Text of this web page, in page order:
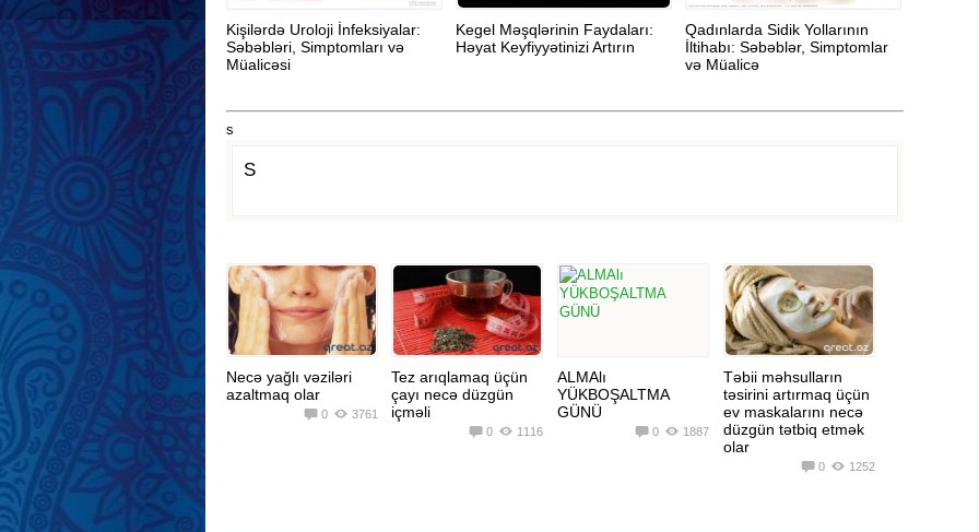
Kişilərdə Uroloji İnfeksiyalar:
Səbəbləri, Simptomları və
Müalicəsi
Kegel Məşqlərinin Faydaları:
Həyat Keyfiyyətinizi Artırın
Qadınlarda Sidik Yollarının
İltihabı: Səbəblər, Simptomlar
və Müalicə
s
S
Necə yağlı vəziləri
azaltmaq olar
3761
0
Tez arıqlamaq üçün
çayı necə düzgün
içməli
1116
0
ALMAlı
YÜKBOŞALTMA
GÜNÜ
1887
0
Təbii məhsulların
təsirini artırmaq üçün
ev maskalarını necə
düzgün tətbiq etmək
olar
1252
0